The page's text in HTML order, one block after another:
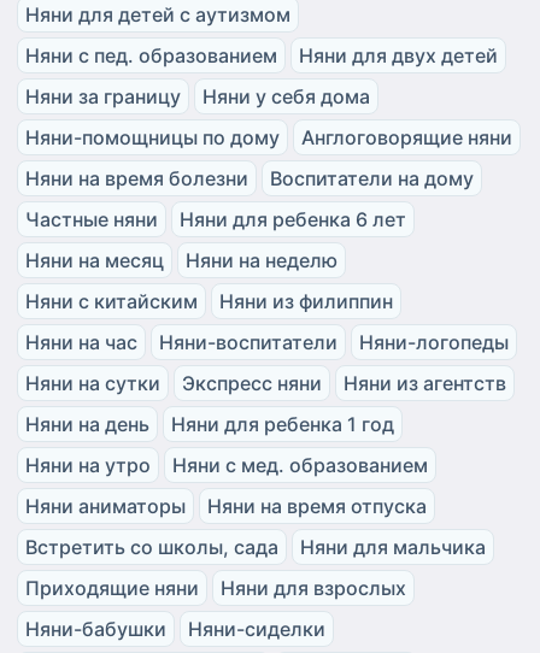
Няни для детей с аутизмом
Няни с пед. образованием
Няни для двух детей
Няни за границу
Няни у себя дома
Няни-помощницы по дому
Англоговорящие няни
Няни на время болезни
Воспитатели на дому
Частные няни
Няни для ребенка 6 лет
Няни на месяц
Няни на неделю
Няни с китайским
Няни из филиппин
Няни на час
Няни-воспитатели
Няни-логопеды
Няни на сутки
Экспресс няни
Няни из агентств
Няни на день
Няни для ребенка 1 год
Няни на утро
Няни с мед. образованием
Няни аниматоры
Няни на время отпуска
Встретить со школы, сада
Няни для мальчика
Приходящие няни
Няни для взрослых
Няни-бабушки
Няни-сиделки